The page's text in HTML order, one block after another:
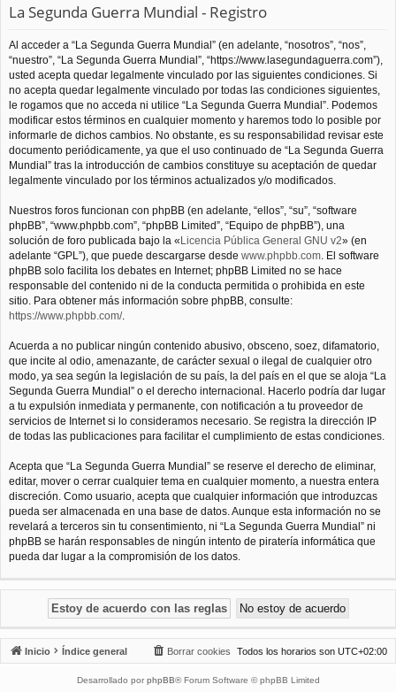
La Segunda Guerra Mundial - Registro
Al acceder a “La Segunda Guerra Mundial” (en adelante, “nosotros”, “nos”,
“nuestro”, “La Segunda Guerra Mundial”, “https://www.lasegundaguerra.com”),
usted acepta quedar legalmente vinculado por las siguientes condiciones. Si
no acepta quedar legalmente vinculado por todas las condiciones siguientes,
le rogamos que no acceda ni utilice “La Segunda Guerra Mundial”. Podemos
modificar estos términos en cualquier momento y haremos todo lo posible por
informarle de dichos cambios. No obstante, es su responsabilidad revisar este
documento periódicamente, ya que el uso continuado de “La Segunda Guerra
Mundial” tras la introducción de cambios constituye su aceptación de quedar
legalmente vinculado por los términos actualizados y/o modificados.
Nuestros foros funcionan con phpBB (en adelante, “ellos”, “su”, “software
phpBB”, “www.phpbb.com”, “phpBB Limited”, “Equipo de phpBB”), una
solución de foro publicada bajo la «Licencia Pública General GNU v2» (en
adelante “GPL”), que puede descargarse desde www.phpbb.com. El software
phpBB solo facilita los debates en Internet; phpBB Limited no se hace
responsable del contenido ni de la conducta permitida o prohibida en este
sitio. Para obtener más información sobre phpBB, consulte:
https://www.phpbb.com/.
Acuerda a no publicar ningún contenido abusivo, obsceno, soez, difamatorio,
que incite al odio, amenazante, de carácter sexual o ilegal de cualquier otro
modo, ya sea según la legislación de su país, la del país en el que se aloja “La
Segunda Guerra Mundial” o el derecho internacional. Hacerlo podría dar lugar
a tu expulsión inmediata y permanente, con notificación a tu proveedor de
servicios de Internet si lo consideramos necesario. Se registra la dirección IP
de todas las publicaciones para facilitar el cumplimiento de estas condiciones.
Acepta que “La Segunda Guerra Mundial” se reserve el derecho de eliminar,
editar, mover o cerrar cualquier tema en cualquier momento, a nuestra entera
discreción. Como usuario, acepta que cualquier información que introduzcas
pueda ser almacenada en una base de datos. Aunque esta información no se
revelará a terceros sin tu consentimiento, ni “La Segunda Guerra Mundial” ni
phpBB se harán responsables de ningún intento de piratería informática que
pueda dar lugar a la compromisión de los datos.
Inicio Índice general Todos los horarios son UTC+02:00
Borrar cookies
Desarrollado por phpBB® Forum Software © phpBB Limited